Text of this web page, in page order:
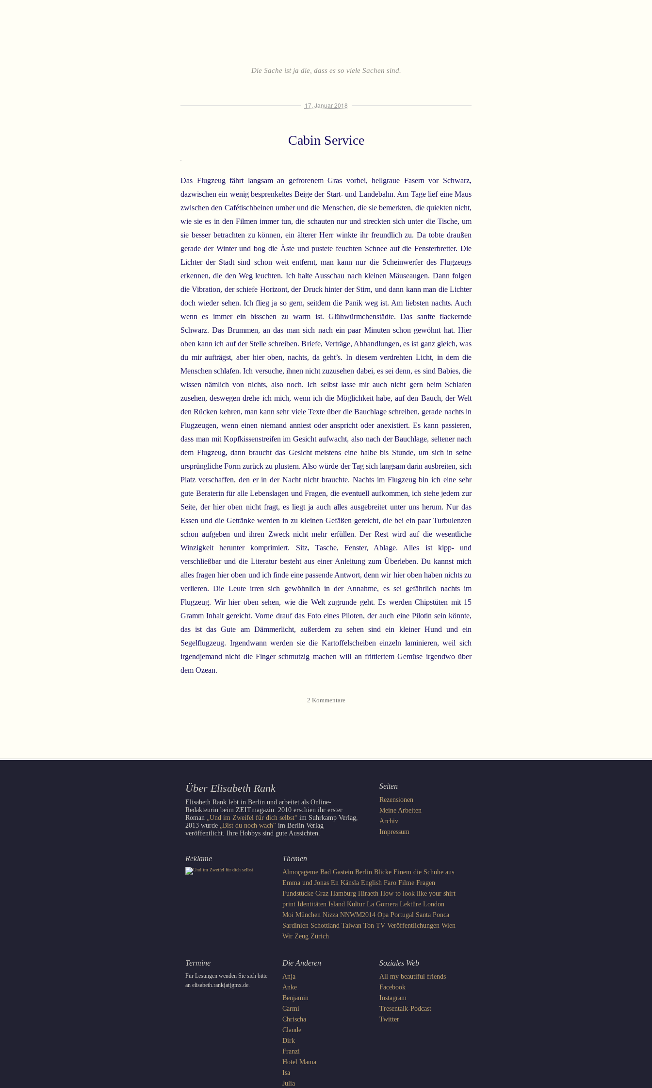
Die Sache ist ja die, dass es so viele Sachen sind.
17. Januar 2018
Cabin Service
Das Flugzeug fährt langsam an gefrorenem Gras vorbei, hellgraue Fasern vor Schwarz,
dazwischen ein wenig besprenkeltes Beige der Start- und Landebahn. Am Tage lief eine Maus
zwischen den Cafétischbeinen umher und die Menschen, die sie bemerkten, die quiekten nicht,
wie sie es in den Filmen immer tun, die schauten nur und streckten sich unter die Tische, um
sie besser betrachten zu können, ein älterer Herr winkte ihr freundlich zu. Da tobte draußen
gerade der Winter und bog die Äste und pustete feuchten Schnee auf die Fensterbretter. Die
Lichter der Stadt sind schon weit entfernt, man kann nur die Scheinwerfer des Flugzeugs
erkennen, die den Weg leuchten. Ich halte Ausschau nach kleinen Mäuseaugen. Dann folgen
die Vibration, der schiefe Horizont, der Druck hinter der Stirn, und dann kann man die Lichter
doch wieder sehen. Ich flieg ja so gern, seitdem die Panik weg ist. Am liebsten nachts. Auch
wenn es immer ein bisschen zu warm ist. Glühwürmchenstädte. Das sanfte flackernde
Schwarz. Das Brummen, an das man sich nach ein paar Minuten schon gewöhnt hat. Hier
oben kann ich auf der Stelle schreiben. Briefe, Verträge, Abhandlungen, es ist ganz gleich, was
du mir aufträgst, aber hier oben, nachts, da geht’s. In diesem verdrehten Licht, in dem die
Menschen schlafen. Ich versuche, ihnen nicht zuzusehen dabei, es sei denn, es sind Babies, die
wissen nämlich von nichts, also noch. Ich selbst lasse mir auch nicht gern beim Schlafen
zusehen, deswegen drehe ich mich, wenn ich die Möglichkeit habe, auf den Bauch, der Welt
den Rücken kehren, man kann sehr viele Texte über die Bauchlage schreiben, gerade nachts in
Flugzeugen, wenn einen niemand anniest oder anspricht oder anexistiert. Es kann passieren,
dass man mit Kopfkissenstreifen im Gesicht aufwacht, also nach der Bauchlage, seltener nach
dem Flugzeug, dann braucht das Gesicht meistens eine halbe bis Stunde, um sich in seine
ursprüngliche Form zurück zu plustern. Also würde der Tag sich langsam darin ausbreiten, sich
Platz verschaffen, den er in der Nacht nicht brauchte. Nachts im Flugzeug bin ich eine sehr
gute Beraterin für alle Lebenslagen und Fragen, die eventuell aufkommen, ich stehe jedem zur
Seite, der hier oben nicht fragt, es liegt ja auch alles ausgebreitet unter uns herum. Nur das
Essen und die Getränke werden in zu kleinen Gefäßen gereicht, die bei ein paar Turbulenzen
schon aufgeben und ihren Zweck nicht mehr erfüllen. Der Rest wird auf die wesentliche
Winzigkeit herunter komprimiert. Sitz, Tasche, Fenster, Ablage. Alles ist kipp- und
verschließbar und die Literatur besteht aus einer Anleitung zum Überleben. Du kannst mich
alles fragen hier oben und ich finde eine passende Antwort, denn wir hier oben haben nichts zu
verlieren. Die Leute irren sich gewöhnlich in der Annahme, es sei gefährlich nachts im
Flugzeug. Wir hier oben sehen, wie die Welt zugrunde geht. Es werden Chipstüten mit 15
Gramm Inhalt gereicht. Vorne drauf das Foto eines Piloten, der auch eine Pilotin sein könnte,
das ist das Gute am Dämmerlicht, außerdem zu sehen sind ein kleiner Hund und ein
Segelflugzeug. Irgendwann werden sie die Kartoffelscheiben einzeln laminieren, weil sich
irgendjemand nicht die Finger schmutzig machen will an frittiertem Gemüse irgendwo über
dem Ozean.
2 Kommentare
Über Elisabeth Rank
Elisabeth Rank lebt in Berlin und arbeitet als Online-
Redakteurin beim ZEITmagazin. 2010 erschien ihr erster
Roman
„Und im Zweifel für dich selbst“ im Suhrkamp Verlag,
2013 wurde
„Bist du noch wach“ im Berlin Verlag
veröffentlicht. Ihre Hobbys sind gute Aussichten.
Seiten
Rezensionen
Meine Arbeiten
Archiv
Impressum
Reklame Themen
Almoçageme Bad Gastein Berlin Blicke Einem die Schuhe aus
Emma und Jonas En Känsla English Faro Filme Fragen
Fundstücke Graz Hamburg Hiraeth How to look like your shirt
print Identitäten Island Kultur La Gomera Lektüre London
Moi München Nizza NNWM2014 Opa Portugal Santa Ponca
Sardinien Schottland Taiwan Ton TV Veröffentlichungen Wien
Wir Zeug Zürich
Termine
Für Lesungen wenden Sie sich bitte
an elisabeth.rank(at)gmx.de.
Die Anderen
Anja
Anke
Benjamin
Carmi
Chrischa
Claude
Dirk
Franzi
Hotel Mama
Isa
Julia
Soziales Web
All my beautiful friends
Facebook
Instagram
Tresentalk-Podcast
Twitter